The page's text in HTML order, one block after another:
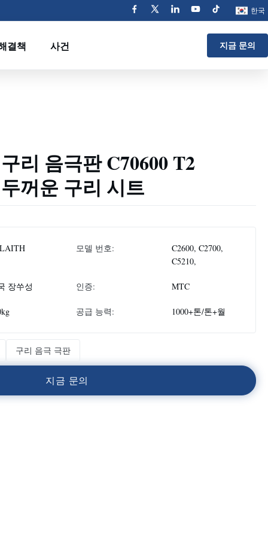
한국
결책 사건 지금 문의
리 음극판 C70600 T2
꺼운 구리 시트
모델 번호:
C2600, C2700,
C5210,
장쑤성 인증: MTC
공급 능력: 1000+톤/톤+월
구리 음극 극판
지금 문의